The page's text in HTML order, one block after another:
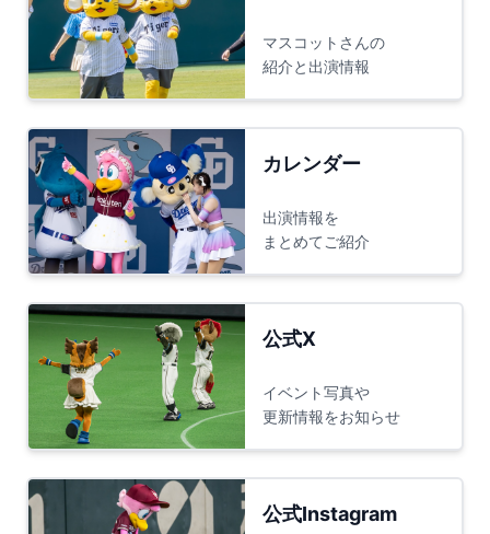
マスコットさんの
紹介と出演情報
カレンダー
出演情報を
まとめてご紹介
公式X
イベント写真や
更新情報をお知らせ
公式Instagram